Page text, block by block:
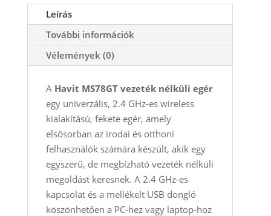
mennyiség
Leírás
További információk
Vélemények (0)
A Havit MS78GT vezeték nélküli egér
egy univerzális, 2.4 GHz‑es wireless
kialakítású, fekete egér, amely
elsősorban az irodai és otthoni
felhasználók számára készült, akik egy
egyszerű, de megbízható vezeték nélküli
megoldást keresnek. A 2.4 GHz‑es
kapcsolat és a mellékelt USB dongló
köszönhetően a PC‑hez vagy laptop‑hoz